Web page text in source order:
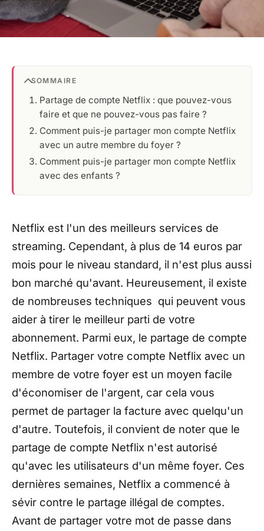
SOMMAIRE
Partage de compte Netflix : que pouvez-vous
faire et que ne pouvez-vous pas faire ?
Comment puis-je partager mon compte Netflix
avec un autre membre du foyer ?
Comment puis-je partager mon compte Netflix
avec des enfants ?
Netflix est l'un des meilleurs services de
streaming. Cependant, à plus de 14 euros par
mois pour le niveau standard, il n'est plus aussi
bon marché qu'avant. Heureusement, il existe
de nombreuses techniques qui peuvent vous
aider à tirer le meilleur parti de votre
abonnement. Parmi eux, le partage de compte
Netflix. Partager votre compte Netflix avec un
membre de votre foyer est un moyen facile
d'économiser de l'argent, car cela vous
permet de partager la facture avec quelqu'un
d'autre. Toutefois, il convient de noter que le
partage de compte Netflix n'est autorisé
qu'avec les utilisateurs d'un même foyer. Ces
dernières semaines, Netflix a commencé à
sévir contre le partage illégal de comptes.
Avant de partager votre mot de passe dans